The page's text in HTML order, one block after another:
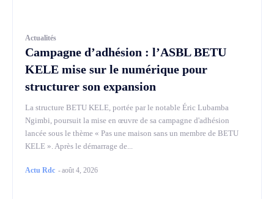
Actualités
Campagne d’adhésion : l’ASBL BETU
KELE mise sur le numérique pour
structurer son expansion
La structure BETU KELE, portée par le notable Éric Lubamba
Ngimbi, poursuit la mise en œuvre de sa campagne d'adhésion
lancée sous le thème « Pas une maison sans un membre de BETU
KELE ». Après le démarrage de...
Actu Rdc -août 4, 2026